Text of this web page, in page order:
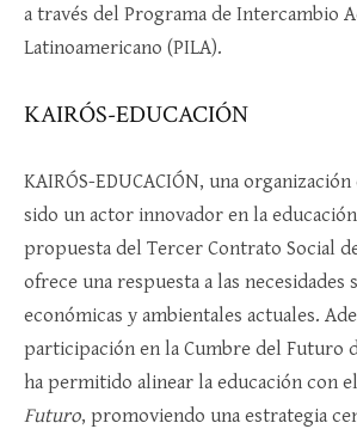
a través del Programa de Intercambio
Latinoamericano (PILA).
KAIRÓS-EDUCACIÓN
KAIRÓS-EDUCACIÓN, una organización
sido un actor innovador en la
propuesta del Tercer Contrato Social
ofrece una respuesta a las necesidades
económicas y ambientales actuales.
participación en la Cumbre del Futuro
ha permitido alinear la educación con el
Futuro, promoviendo una estrategia